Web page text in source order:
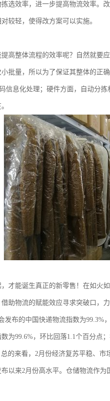
选效率，进一步提高物流效率。
较轻，使得改方案可以实施。
高整体流程的效率呢？自然就要
批量，所以为了保证其整体的正
信息化处理；硬件方面，自动分
才能诞生真正的新零售！在如火
助物流的赋能效应寻求突破口，
发布的中国快递物流指数为
为99.6%，环比回落1.1个百分点
的来看，2月份经济复苏平稳、
以来2月份高水平。仓储物流作